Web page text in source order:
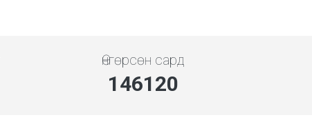
Өнгөрсөн сард
146120